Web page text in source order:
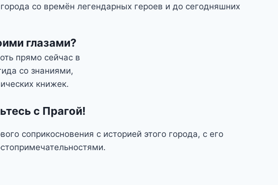
со времён легендарных героев и до сегодняшних
глазами?
прямо сейчас в
со знаниями,
книжек.
с Прагой!
соприкосновения с историей этого города, с его